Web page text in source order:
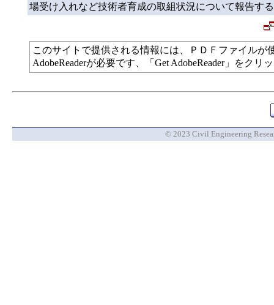
場受け入れなど技術者育成の取組状況について報告す
このサイトで提供される情報には、ＰＤＦファイル
AdobeReaderが必要です、「Get AdobeReader」をク
© 2023 Civil Engineering